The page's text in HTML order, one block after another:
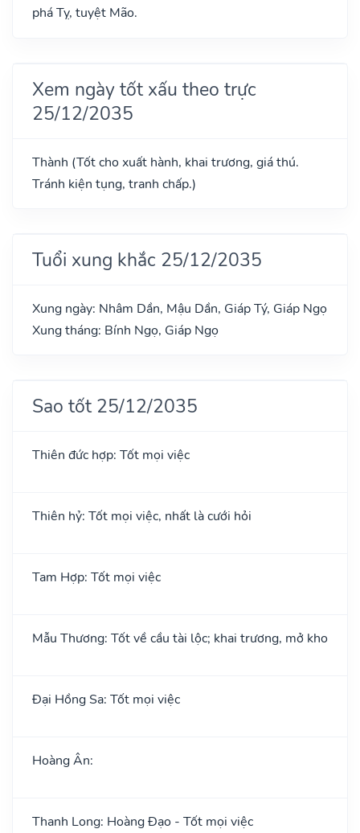
phá Tỵ, tuyệt Mão.
Xem ngày tốt xấu theo trực
25/12/2035
Thành (Tốt cho xuất hành, khai trương, giá thú.
Tránh kiện tụng, tranh chấp.)
Tuổi xung khắc 25/12/2035
Xung ngày: Nhâm Dần, Mậu Dần, Giáp Tý, Giáp Ngọ
Xung tháng: Bính Ngọ, Giáp Ngọ
Sao tốt 25/12/2035
Thiên đức hợp: Tốt mọi việc
Thiên hỷ: Tốt mọi việc, nhất là cưới hỏi
Tam Hợp: Tốt mọi việc
Mẫu Thương: Tốt về cầu tài lộc; khai trương, mở kho
Đại Hồng Sa: Tốt mọi việc
Hoàng Ân:
Thanh Long: Hoàng Đạo - Tốt mọi việc